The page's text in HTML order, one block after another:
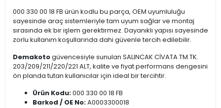
000 330 00 18 FB ürün kodlu bu parça, OEM uyumluluğu
sayesinde araç sistemleriyle tam uyum sağlar ve montaj
sırasında ek bir işlem gerektirmez. Dayanıklı yapısı sayesinde
zorlu kullanım koşullarında dahi güvenle tercih edilebilir.
Demakotogüvencesiyle sunulan SALINCAK CİVATA TM.TK.
203/209/211/220/221 ALT, kalite ve fiyat performans dengesini
ön planda tutan kullanıcılar için ideal bir tercihtir.
Ürün Kodu:000 330 00 18 FB
Barkod / OE No:A0003300018